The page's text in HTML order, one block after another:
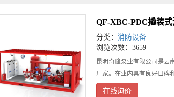
QF-XBC-PDC撬装
分类： 消防设备
浏览次数：3659
昆明奇峰泵业有限公司是云
厂家。在业内具有良好口碑
在线询价